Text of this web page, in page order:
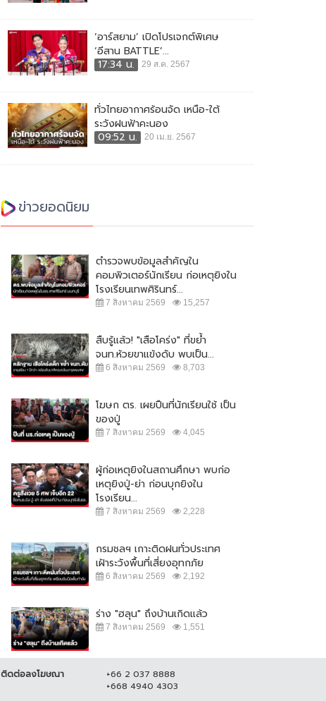
สืบ บช.น.จัดชุดตำรวจออนไลน์ รวบผู้
ต้องหา หลอกเป็น จนท.บริษัทบิทคัพ
ผบ.ตร. เผย แจ้ง 2 ข้อหาคนฆ่าหญิง
ชาวสวิส เตรียมยกระดับการรักษา
‘อาร์สยาม’ เปิดโปรเจกต์พิเศษ
‘อีสาน BATTLE’...
17:34 น.
29 ส.ค. 2567
ทั่วไทยอากาศร้อนจัด เหนือ-ใต้
ระวังฝนฟ้าคะนอง
09:52 น.
20 เม.ย. 2567
ข่าวยอดนิยม
ตำรวจพบข้อมูลสำคัญใน
คอมพิวเตอร์นักเรียน ก่อเหตุยิงใน
โรงเรียนเทพศิรินทร์...
7 สิงหาคม 2569 15,257
สืบรู้แล้ว! "เสือโคร่ง" ที่ขย้ำ
จนท.ห้วยขาแข้งดับ พบเป็น...
6 สิงหาคม 2569 8,703
โฆษก ตร. เผยปืนที่นักเรียนใช้ เป็น
ของปู่
7 สิงหาคม 2569 4,045
ผู้ก่อเหตุยิงในสถานศึกษา พบก่อ
เหตุยิงปู่-ย่า ก่อนบุกยิงใน
โรงเรียน...
7 สิงหาคม 2569 2,228
กรมชลฯ เกาะติดฝนทั่วประเทศ
เฝ้าระวังพื้นที่เสี่ยงอุทกภัย
6 สิงหาคม 2569 2,192
ร่าง "ฮลุน" ถึงบ้านเกิดแล้ว
7 สิงหาคม 2569 1,551
ติดต่อลงโฆษณา
+66 2 037 8888
+668 4940 4303